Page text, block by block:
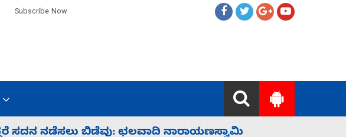
Subscribe Now
ಹಣಬಲ ಮತ್ತು ಹೈಕಮಾಂಡ್ ರಾಜಕಾರಣಕ್ಕೆ: ವಿಜಯೇಂದ್ರ